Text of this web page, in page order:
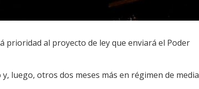
prioridad al proyecto de ley que enviará el Poder
luego, otros dos meses más en régimen de media